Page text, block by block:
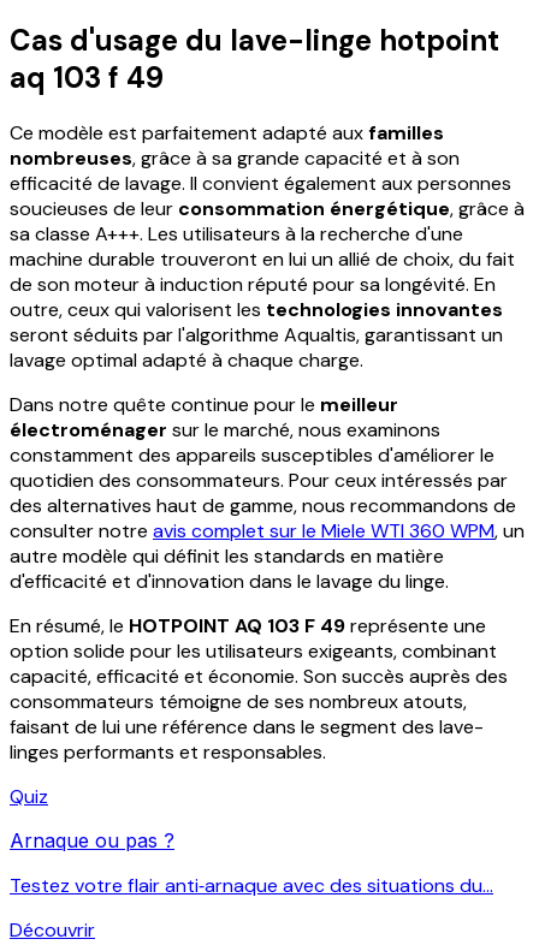
Cas d'usage du lave-linge hotpoint
aq 103 f 49
Ce modèle est parfaitement adapté auxfamilles
nombreuses, grâce à sa grande capacité et à son
efficacité de lavage. Il convient également aux personnes
soucieuses de leur consommation énergétique, grâce à
sa classe A+++. Les utilisateurs à la recherche d'une
machine durable trouveront en lui un allié de choix, du fait
de son moteur à induction réputé pour sa longévité. En
outre, ceux qui valorisent les technologies innovantes
seront séduits par l'algorithme Aqualtis, garantissant un
lavage optimal adapté à chaque charge.
Dans notre quête continue pour le meilleur
électroménager sur le marché, nous examinons
constamment des appareils susceptibles d'améliorer le
quotidien des consommateurs. Pour ceux intéressés par
des alternatives haut de gamme, nous recommandons de
consulter notre avis complet sur le Miele WTI 360 WPM, un
autre modèle qui définit les standards en matière
d'efficacité et d'innovation dans le lavage du linge.
En résumé, le HOTPOINT AQ 103 F 49représente une
option solide pour les utilisateurs exigeants, combinant
capacité, efficacité et économie. Son succès auprès des
consommateurs témoigne de ses nombreux atouts,
faisant de lui une référence dans le segment des lave-
linges performants et responsables.
Quiz
Arnaque ou pas ?
Testez votre flair anti‑arnaque avec des situations du...
Découvrir